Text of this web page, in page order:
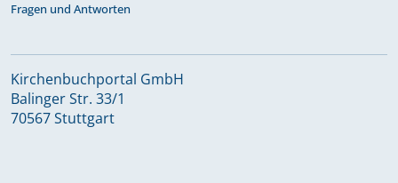
Fragen und Antworten
Kirchenbuchportal GmbH
Balinger Str. 33/1
70567 Stuttgart